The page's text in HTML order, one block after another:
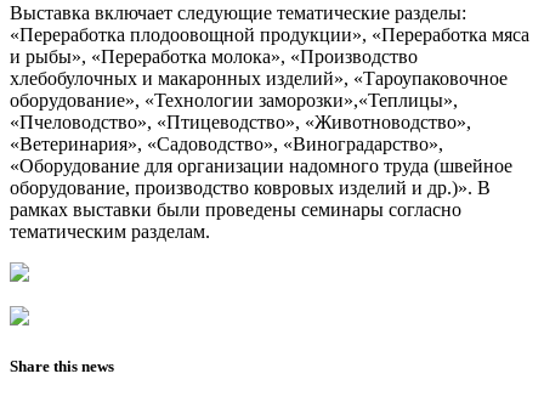
Выставка включает следующие тематические разделы:
«Переработка плодоовощной продукции», «Переработка мяса
и рыбы», «Переработка молока», «Производство
хлебобулочных и макаронных изделий», «Тароупаковочное
оборудование», «Технологии заморозки»,«Теплицы»,
«Пчеловодство», «Птицеводство», «Животноводство»,
«Ветеринария», «Садоводство», «Виноградарство»,
«Оборудование для организации надомного труда (швейное
оборудование, производство ковровых изделий и др.)». В
рамках выставки были проведены семинары согласно
тематическим разделам.
Share this news